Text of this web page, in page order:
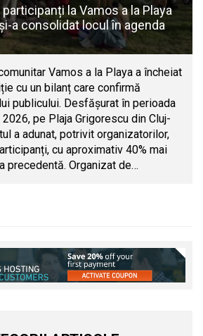
la Vamos a la Playa
a consolidat locul în agenda
Vamos a la Playa a încheiat
cu un bilanț care confirmă
publicului. Desfășurat în perioada
pe Plaja Grigorescu din Cluj-
a adunat, potrivit organizatorilor,
cu aproximativ 40% mai
precedentă. Organizat de…